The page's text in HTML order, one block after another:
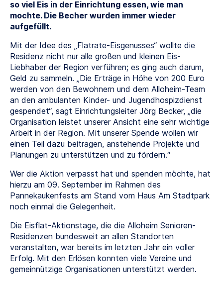
so viel Eis in der Einrichtung essen, wie man
mochte. Die Becher wurden immer wieder
aufgefüllt.
Mit der Idee des „Flatrate-Eisgenusses“ wollte die
Residenz nicht nur alle großen und kleinen Eis-
Liebhaber der Region verführen; es ging auch darum,
Geld zu sammeln. „Die Erträge in Höhe von 200 Euro
werden von den Bewohnern und dem Alloheim-Team
an den ambulanten Kinder- und Jugendhospizdienst
gespendet“, sagt Einrichtungsleiter Jörg Becker, „die
Organisation leistet unserer Ansicht eine sehr wichtige
Arbeit in der Region. Mit unserer Spende wollen wir
einen Teil dazu beitragen, anstehende Projekte und
Planungen zu unterstützen und zu fördern.“
Wer die Aktion verpasst hat und spenden möchte, hat
hierzu am 09. September im Rahmen des
Pannekaukenfests am Stand vom Haus Am Stadtpark
noch einmal die Gelegenheit.
Die Eisflat-Aktionstage, die die Alloheim Senioren-
Residenzen bundesweit an allen Standorten
veranstalten, war bereits im letzten Jahr ein voller
Erfolg. Mit den Erlösen konnten viele Vereine und
gemeinnützige Organisationen unterstützt werden.